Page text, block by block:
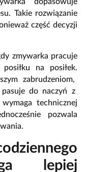
Takie rozwiązanie
część decyzji
zmywarka pracuje
na posiłek.
zabrudzeniom,
do naczyń z
technicznej
pozwala
lepiej